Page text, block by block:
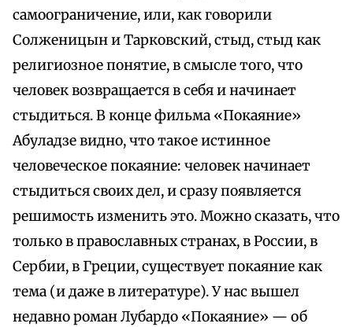
самоограничение, или, как говорили
Солженицын и Тарковский, стыд, стыд как
религиозное понятие, в смысле того, что
человек возвращается в себя и начинает
стыдиться. В конце фильма «Покаяние»
Абуладзе видно, что такое истинное
человеческое покаяние: человек начинает
стыдиться своих дел, и сразу появляется
решимость изменить это. Можно сказать, что
только в православных странах, в России, в
Сербии, в Греции, существует покаяние как
тема (и даже в литературе). У нас вышел
недавно роман Лубардо «Покаяние» — об